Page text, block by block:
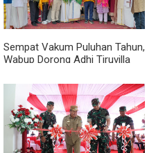
Sempat Vakum Puluhan Tahun,
Wabup Dorong Adhi Tiruvilla